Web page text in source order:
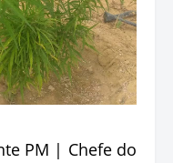
PM | Chefe do